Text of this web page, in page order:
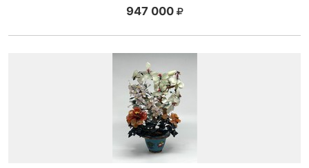
947 000